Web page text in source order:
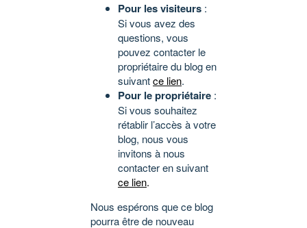
Pour les visiteurs :
Si vous avez des
questions, vous
pouvez contacter le
propriétaire du blog en
suivantce lien.
Pour le propriétaire :
Si vous souhaitez
rétablir l’accès à votre
blog, nous vous
invitons à nous
contacter en suivant
ce lien.
Nous espérons que ce blog
pourra être de nouveau